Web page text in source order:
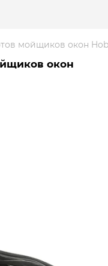
мойщиков окон
окон